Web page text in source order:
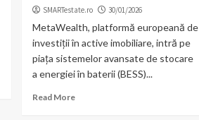
SMARTestate.ro 30/01/2026
MetaWealth, platformă europeană de
investiții în active imobiliare, intră pe
piața sistemelor avansate de stocare
a energiei în baterii (BESS)...
Read More